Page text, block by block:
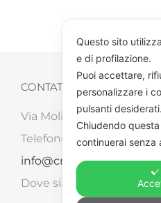
CONTATTI
Via Molinara, 87/B – 52041
Telefono: +39 0575
info@creart2.com
Dove siamo su
Google
Questo sito
e di profilazione.
Puoi accettare,
personalizzare i
pulsanti desiderati.
Chiudendo
continuerai senza